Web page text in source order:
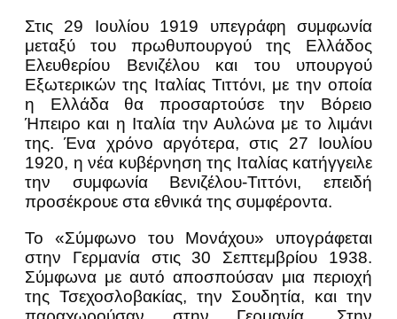
Στις 29 Ιουλίου 1919 υπεγράφη συμφωνία
μεταξύ του πρωθυπουργού της Ελλάδος
Ελευθερίου Βενιζέλου και του υπουργού
Εξωτερικών της Ιταλίας Τιττόνι, με την οποία
η Ελλάδα θα προσαρτούσε την Βόρειο
Ήπειρο και η Ιταλία την Αυλώνα με το λιμάνι
της. Ένα χρόνο αργότερα, στις 27 Ιουλίου
1920, η νέα κυβέρνηση της Ιταλίας κατήγγειλε
την συμφωνία Βενιζέλου-Τιττόνι, επειδή
προσέκρουε στα εθνικά της συμφέροντα.
Το «Σύμφωνο του Μονάχου» υπογράφεται
στην Γερμανία στις 30 Σεπτεμβρίου 1938.
Σύμφωνα με αυτό αποσπούσαν μια περιοχή
της Τσεχοσλοβακίας, την Σουδητία, και την